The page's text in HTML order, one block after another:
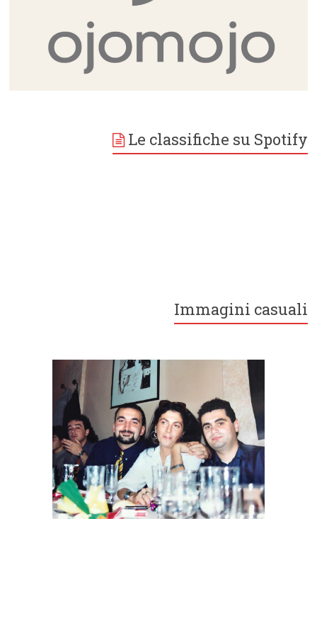
Le classifiche su Spotify
Immagini casuali